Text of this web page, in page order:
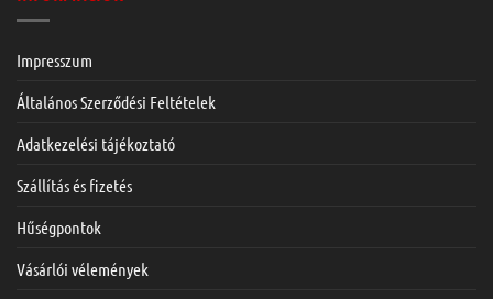
Impresszum
Általános Szerződési Feltételek
Adatkezelési tájékoztató
Szállítás és fizetés
Hűségpontok
Vásárlói vélemények